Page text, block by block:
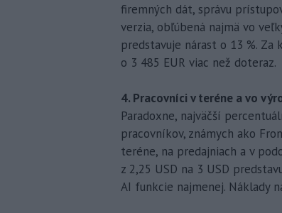
firemných dát, správu
verzia, obľúbená najmä vo
predstavuje nárast o 13 %.
o 3 485 EUR viac než doteraz.
4. Pracovníci v teréne a vo
Paradoxne, najväčší
pracovníkov, známych ako
teréne, na predajniach a v
z 2,25 USD na 3 USD
AI funkcie najmenej. Náklady